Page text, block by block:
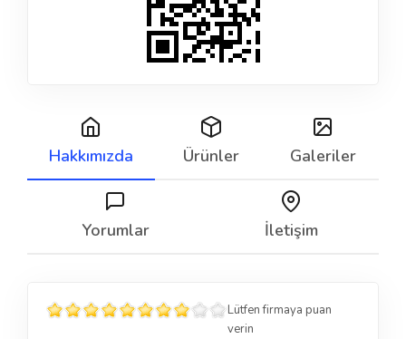
Hakkımızda Ürünler Galeriler
Yorumlar İletişim
Lütfen firmaya puan
verin